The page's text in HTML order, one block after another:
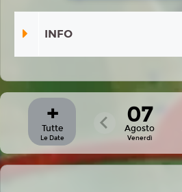
+
Tutte
Le Date
07
Agosto
Venerdì
INFO